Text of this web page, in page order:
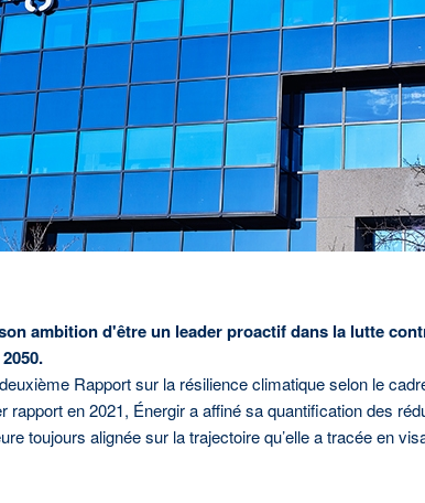
Service des relations publiques et
514 598-3449
1 866 598-3449
communications@energir.com
ambition d'être un leader proactif dans la lutte
Rapport sur la résilience climatique selon le
en 2021, Énergir a affiné sa quantification des
toujours alignée sur la trajectoire qu’elle a tracée en